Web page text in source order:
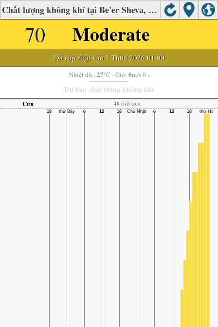
Chất lượng không khí tại Be'er Sheva, northern Negev
70 Moderate
Đã cập nhật vào 3 Th08 2026 01:00
Nhiệt độ.: 27°C - Gió: 0m/s 0 -
Dự báo chất lượng không khí
Cur 48 giờ qua